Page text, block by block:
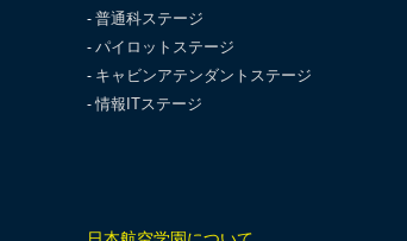
普通科ステージ
パイロットステージ
キャビンアテンダントステージ
情報ITステージ